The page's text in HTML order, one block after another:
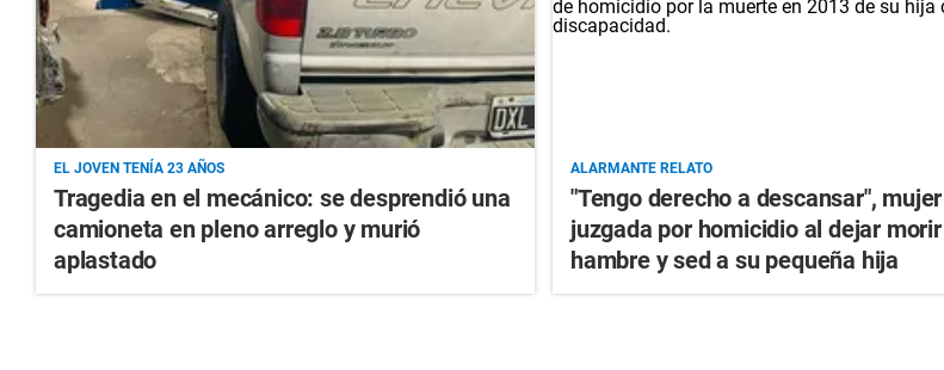
EL JOVEN TENÍA 23 AÑOS
Tragedia en el mecánico: se desprendió una
camioneta en pleno arreglo y murió
aplastado
ALARMANTE RELATO
"Tengo derecho a descansar",
juzgada por homicidio al dejar
hambre y sed a su pequeña hija